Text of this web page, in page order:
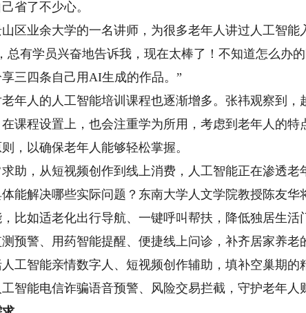
省了不少心。
业余大学的一名讲师，为很多老年人讲过人工智能
总有学员兴奋地告诉我，现在太棒了！不知道怎么办
三四条自己用AI生成的作品。”
人的人工智能培训课程也逐渐增多。张祎观察到，
课程设置上，也会注重学为所用，考虑到老年人的特
，以确保老年人能够轻松掌握。
，从短视频创作到线上消费，人工智能正在渗透老
能解决哪些实际问题？东南大学人文学院教授陈友华
比如适老化出行导航、一键呼叫帮扶，降低独居生活
预警、用药智能提醒、便捷线上问诊，补齐居家养老
工智能亲情数字人、短视频创作辅助，填补空巢期的
智能电信诈骗语音预警、风险交易拦截，守护老年人